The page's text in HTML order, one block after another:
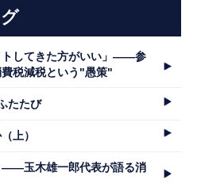
トしてきた方がいい」――参
税減税という"愚策"
たたび
上）
――玉木雄一郎代表が語る消